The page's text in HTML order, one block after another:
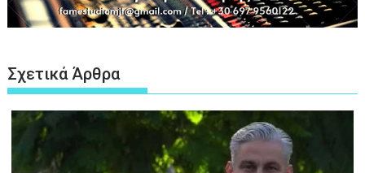
Σχετικά Άρθρα